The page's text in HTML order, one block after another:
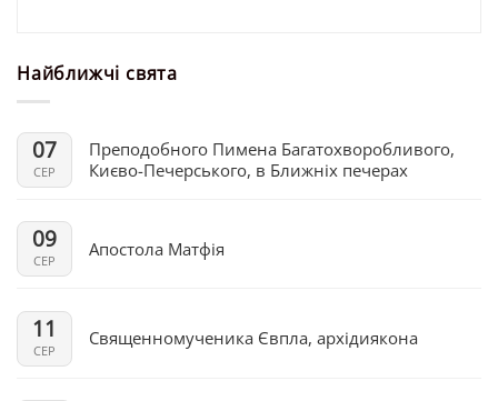
Найближчі свята
07
СЕР
Преподобного Пимена Багатохворобливого,
Києво-Печерського, в Ближніх печерах
09
СЕР
Апостола Матфія
11
СЕР
Священномученика Євпла, архідиякона